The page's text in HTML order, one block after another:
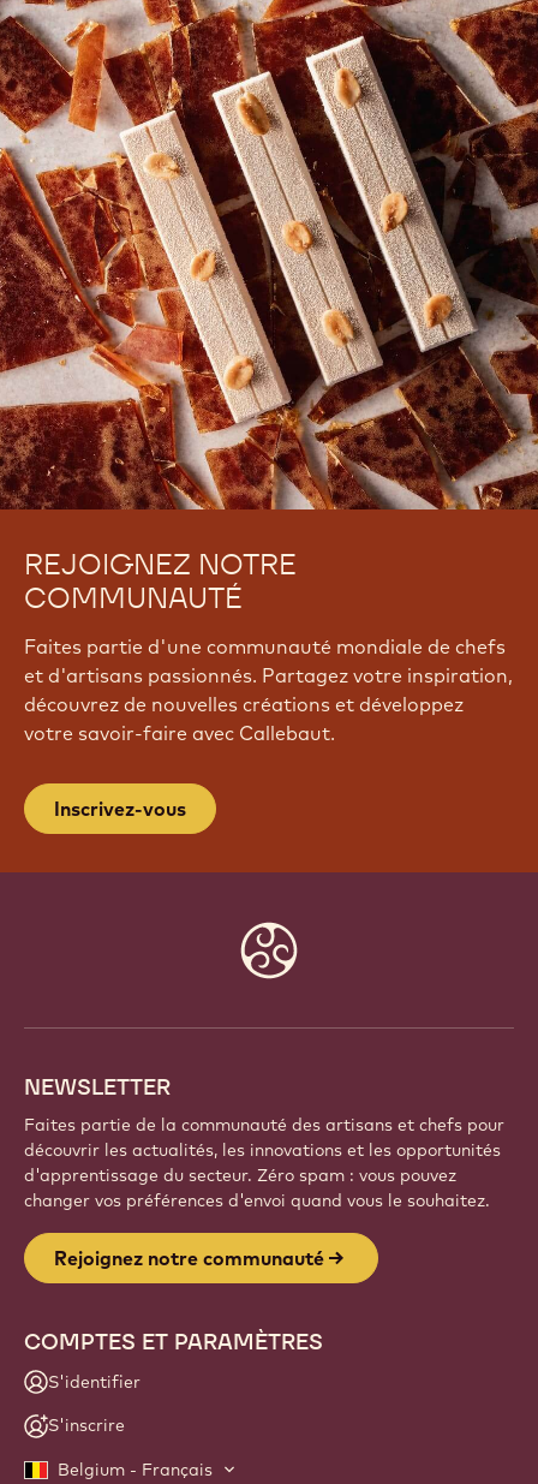
REJOIGNEZ NOTRE
COMMUNAUTÉ
Faites partie d'une communauté mondiale de chefs
et d'artisans passionnés. Partagez votre inspiration,
découvrez de nouvelles créations et développez
votre savoir-faire avec Callebaut.
Inscrivez-vous
NEWSLETTER
Faites partie de la communauté des artisans et chefs pour
découvrir les actualités, les innovations et les opportunités
d'apprentissage du secteur. Zéro spam : vous pouvez
changer vos préférences d'envoi quand vous le souhaitez.
Rejoignez notre communauté
COMPTES ET PARAMÈTRES
S'identifier
S'inscrire
Belgium - Français